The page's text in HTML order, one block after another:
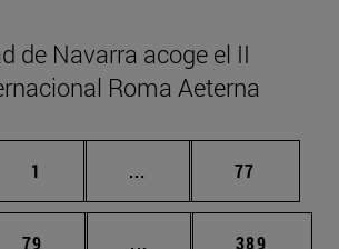
de Navarra acoge el II
Roma Aeterna
Página
1 ... Páginas intermedias
Página
77
Página
79 ... Páginas intermedias
Página
389